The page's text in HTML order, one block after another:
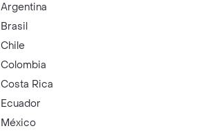
Argentina
Brasil
Chile
Colombia
Costa Rica
Ecuador
México